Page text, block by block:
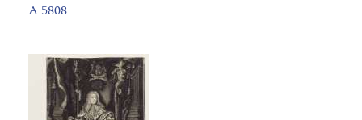
A 5808